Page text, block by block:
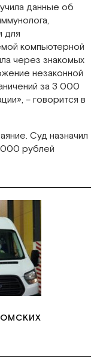
данные об
для
компьютерной
через знакомых
незаконной
за 3 000
– говорится в
Суд назначил
000 рублей